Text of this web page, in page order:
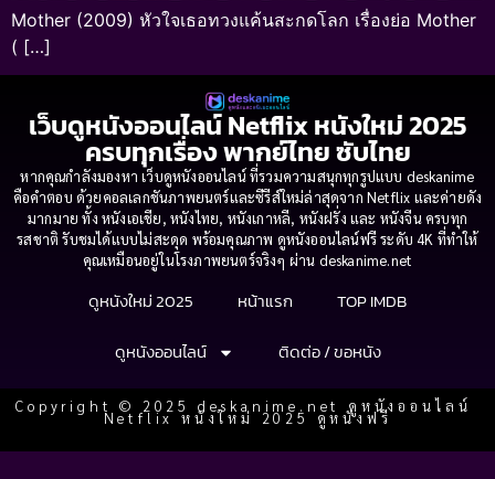
Mother (2009) หัวใจเธอทวงแค้นสะกดโลก เรื่องย่อ Mother
( […]
เว็บดูหนังออนไลน์ Netflix หนังใหม่ 2025
ครบทุกเรื่อง พากย์ไทย ซับไทย
หากคุณกำลังมองหา เว็บดูหนังออนไลน์ ที่รวมความสนุกทุกรูปแบบ deskanime
คือคำตอบ ด้วยคอลเลกชันภาพยนตร์และซีรีส์ใหม่ล่าสุดจาก Netflix และค่ายดัง
มากมาย ทั้ง หนังเอเชีย, หนังไทย, หนังเกาหลี, หนังฝรั่ง และ หนังจีน ครบทุก
รสชาติ รับชมได้แบบไม่สะดุด พร้อมคุณภาพ ดูหนังออนไลน์ฟรี ระดับ 4K ที่ทำให้
คุณเหมือนอยู่ในโรงภาพยนตร์จริงๆ ผ่าน deskanime.net
ดูหนังใหม่ 2025 หน้าแรก
TOP IMDB
ดูหนังออนไลน์
ติดต่อ / ขอหนัง
Copyright © 2025 deskanime.net ดูหนังออนไลน์
Netflix หนังใหม่ 2025 ดูหนังฟรี